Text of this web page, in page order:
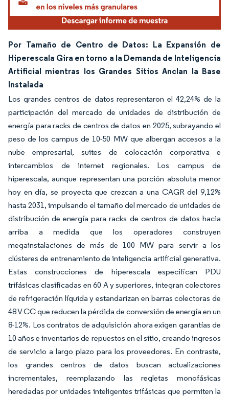
Por Tamaño de Centro de Datos: La Expansión de
Hiperescala Gira en torno a la Demanda de Inteligencia
Artificial mientras los Grandes Sitios Anclan la Base
Instalada
Los grandes centros de datos representaron el 42,24% de la
participación del mercado de unidades de distribución de
energía para racks de centros de datos en 2025, subrayando el
peso de los campus de 10-50 MW que albergan accesos a la
nube empresarial, suites de colocación corporativa e
intercambios de internet regionales. Los campus de
hiperescala, aunque representan una porción absoluta menor
hoy en día, se proyecta que crezcan a una CAGR del 9,12%
hasta 2031, impulsando el tamaño del mercado de unidades de
distribución de energía para racks de centros de datos hacia
arriba a medida que los operadores construyen
megainstalaciones de más de 100 MW para servir a los
clústeres de entrenamiento de inteligencia artificial generativa.
Estas construcciones de hiperescala especifican PDU
trifásicas clasificadas en 60 A y superiores, integran colectores
de refrigeración líquida y estandarizan en barras colectoras de
48 V CC que reducen la pérdida de conversión de energía en un
8-12%. Los contratos de adquisición ahora exigen garantías de
10 años e inventarios de repuestos en el sitio, creando ingresos
de servicio a largo plazo para los proveedores. En contraste,
los grandes centros de datos buscan actualizaciones
incrementales, reemplazando las regletas monofásicas
heredadas por unidades inteligentes trifásicas que permiten la